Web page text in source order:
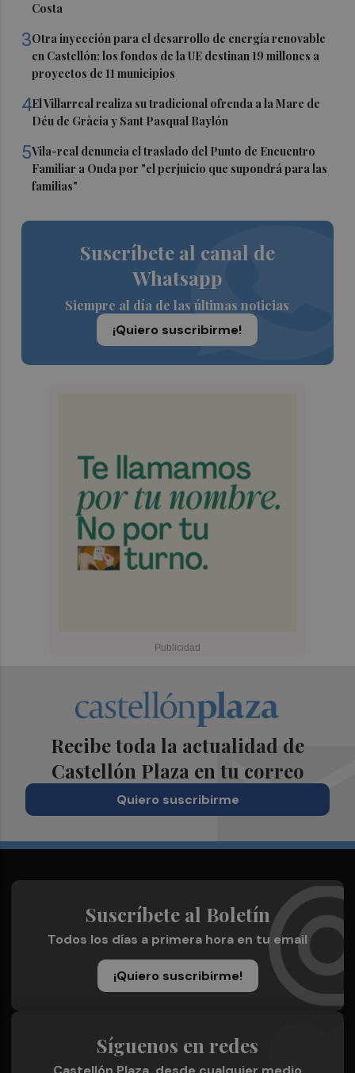
Costa
3Otra inyección para el desarrollo de energía renovable
en Castellón: los fondos de la UE destinan 19 millones a
proyectos de 11 municipios
4El Villarreal realiza su tradicional ofrenda a la Mare de
Déu de Gràcia y Sant Pasqual Baylón
5Vila-real denuncia el traslado del Punto de Encuentro
Familiar a Onda por "el perjuicio que supondrá para las
familias"
Suscríbete al canal de
Whatsapp
Siempre al día de las últimas noticias
¡Quiero suscribirme!
Recibe toda la actualidad de
Castellón Plaza en tu correo
Quiero suscribirme
Suscríbete al Boletín
Todos los días a primera hora en tu email
¡Quiero suscribirme!
Síguenos en redes